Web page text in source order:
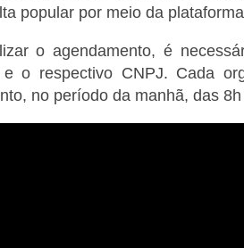
popular por meio da
o agendamento, é
e o respectivo CNPJ. Cada
no período da manhã, das